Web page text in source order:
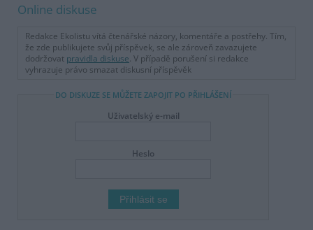
Online diskuse
Redakce Ekolistu vítá čtenářské názory, komentáře a postřehy. Tím,
že zde publikujete svůj příspěvek, se ale zároveň zavazujete
dodržovat pravidla diskuse. V případě porušení si redakce
vyhrazuje právo smazat diskusní příspěvěk
DO DISKUZE SE MŮŽETE ZAPOJIT PO PŘIHLÁŠENÍ
Uživatelský e-mail
Heslo